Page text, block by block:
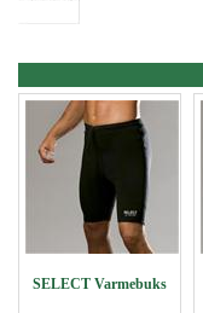
SELECT Varmebuks